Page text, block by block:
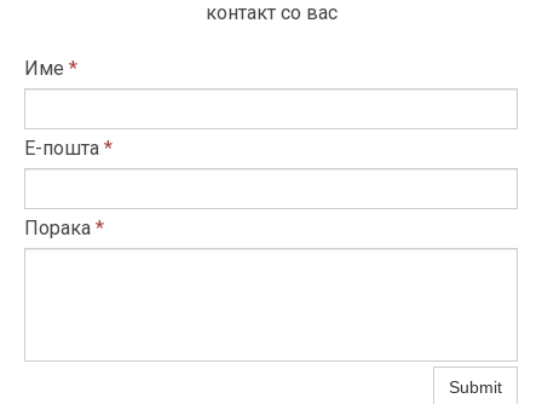
контакт со вас
Име *
Е-пошта *
Порака *
Submit